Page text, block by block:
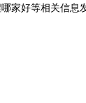
家好等相关信息